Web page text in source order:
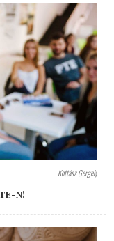
Kottász Gergely
N!